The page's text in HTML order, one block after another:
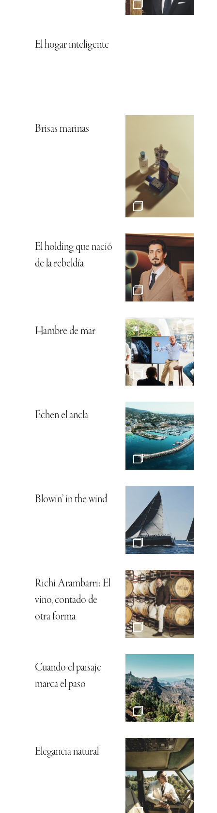
El hogar inteligente
Brisas marinas
El holding que nació
de la rebeldía
Hambre de mar
Echen el ancla
Blowin’ in the wind
Richi Arambarri: El
vino, contado de
otra forma
Cuando el paisaje
marca el paso
Elegancia natural